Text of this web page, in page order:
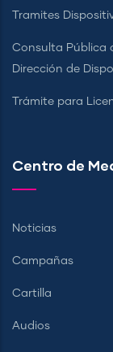
Tramites
Consulta Pública
Dirección de
Trámite para
Centro de
Noticias
Campañas
Cartilla
Audios